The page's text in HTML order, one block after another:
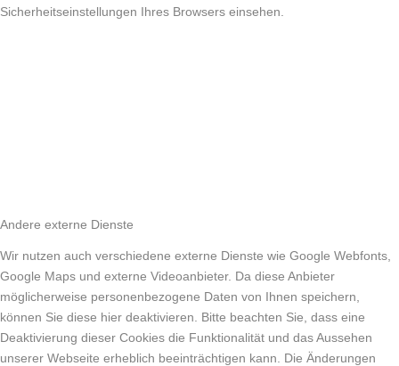
Sicherheitseinstellungen Ihres Browsers einsehen.
Andere externe Dienste
Wir nutzen auch verschiedene externe Dienste wie Google Webfonts,
Google Maps und externe Videoanbieter. Da diese Anbieter
möglicherweise personenbezogene Daten von Ihnen speichern,
können Sie diese hier deaktivieren. Bitte beachten Sie, dass eine
Deaktivierung dieser Cookies die Funktionalität und das Aussehen
unserer Webseite erheblich beeinträchtigen kann. Die Änderungen